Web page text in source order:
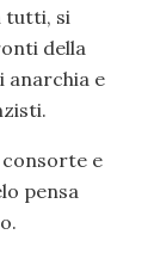
tutti, si
della
anarchia e
e
pensa